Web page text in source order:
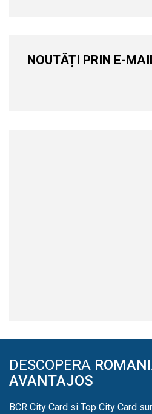
NOUTĂȚI PRIN E-
DESCOPERA
AVANTAJOS
BCR City Card si Top City Card